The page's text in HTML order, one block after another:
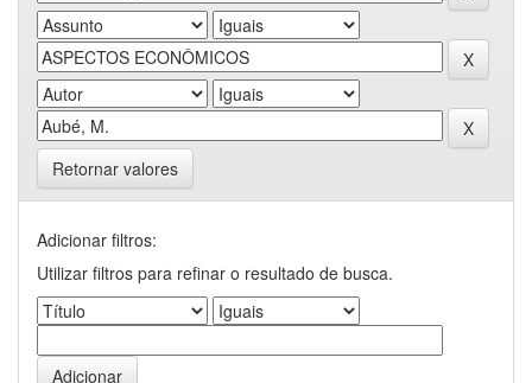
Retornar valores
Adicionar filtros:
Utilizar filtros para refinar o resultado de busca.